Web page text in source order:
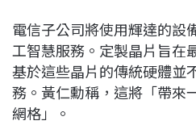
電信子公司將使用輝達的設
工智慧服務。定製晶片旨在
基於這些晶片的傳統硬體並
務。黃仁勳稱，這將「帶來
網格」。